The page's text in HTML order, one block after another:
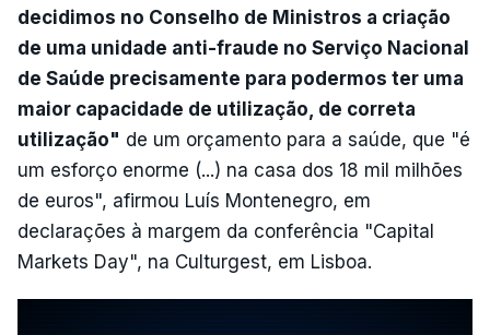
decidimos no Conselho de Ministros a criação
de uma unidade anti-fraude no Serviço Nacional
de Saúde precisamente para podermos ter uma
maior capacidade de utilização, de correta
utilização" de um orçamento para a saúde, que "é
um esforço enorme (...) na casa dos 18 mil milhões
de euros", afirmou Luís Montenegro, em
declarações à margem da conferência "Capital
Markets Day", na Culturgest, em Lisboa.